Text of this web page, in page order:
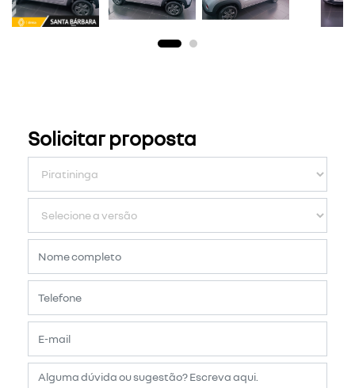
Solicitar proposta